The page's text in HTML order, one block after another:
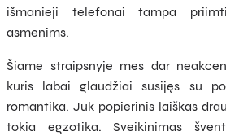
išmanieji telefonai tampa
asmenims.
Šiame straipsnyje mes dar
kuris labai glaudžiai susijęs su
romantika. Juk popierinis laiškas
tokia egzotika. Sveikinimas